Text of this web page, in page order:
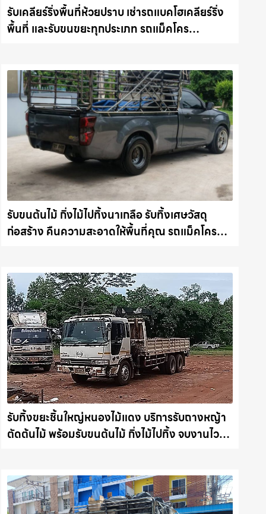
รับเคลียร์ริ่งพื้นที่ห้วยปราบ เช่ารถแบคโฮเคลียร์ริ่ง
พื้นที่ และรับขนขยะทุกประเภท รถแม็คโคร
รับขนต้นไม้ กิ่งไม้ไปทิ้งนาเกลือ รับทิ้งเศษวัสดุ
ก่อสร้าง คืนความสะอาดให้พื้นที่คุณ รถแม็คโคร
รับทิ้งขยะชิ้นใหญ่หนองไม้แดง บริการรับถางหญ้า
ตัดต้นไม้ พร้อมรับขนต้นไม้ กิ่งไม้ไปทิ้ง จบงานไว